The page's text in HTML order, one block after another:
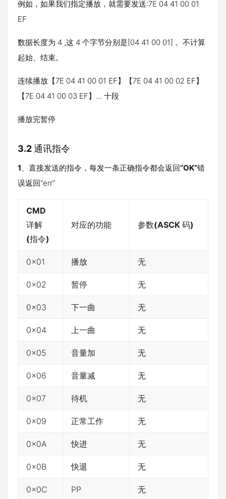
例如，如果我们指定播放，就需要发送:7E 04 41 00 01
EF
数据长度为 4 ,这 4 个字节分别是[04 41 00 01] 。不计算
起始、结束。
连续播放【7E 04 41 00 01 EF】【7E 04 41 00 02 EF】
【7E 04 41 00 03 EF】… 十段
播放完暂停
3.2通讯指令
1、直接发送的指令，每发一条正确指令都会返回”OK”错
误返回”err”
CMD
详解
(指令)
对应的功能 参数(ASCK 码)
0x01 播放 无
0x02 暂停 无
0x03 下一曲 无
0x04 上一曲 无
0x05 音量加 无
0x06 音量减 无
0x07 待机 无
0x09 正常工作 无
0x0A 快进 无
0x0B 快退 无
0x0C PP 无